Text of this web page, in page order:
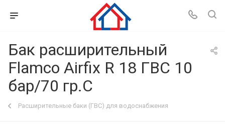
Бак расширительный
Flamco Airfix R 18 ГВС 10
бар/70 гр.С
Расширительные баки (ГВС) для водоснабжения